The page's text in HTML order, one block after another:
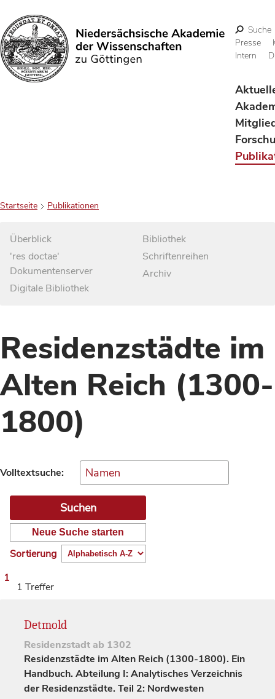
Suchen
Suche
Presse
Intern
Startseite Publikationen
Überblick
'res doctae'
Dokumentenserver
Digitale Bibliothek
Bibliothek
Schriftenreihen
Archiv
Residenzstädte im
Alten Reich (1300-
1800)
Volltextsuche:
Neue Suche starten
Sortierung
1
1 Treffer
Detmold
Residenzstadtab 1302
Residenzstädte im Alten Reich (1300-1800). Ein
Handbuch. Abteilung I: Analytisches Verzeichnis
der Residenzstädte. Teil 2: Nordwesten